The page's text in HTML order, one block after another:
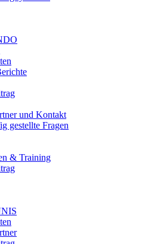
und Kontakt
gestellte Fragen
& Training